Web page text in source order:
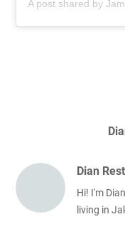
Dian
Hi! I'm
living in